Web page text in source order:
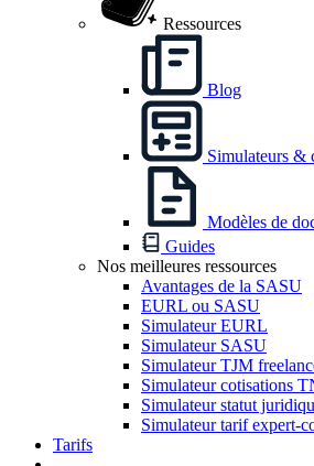
Ressources
Blog
Simulateurs &
Modèles de
Guides
Nos meilleures ressources
Avantages de la SASU
EURL ou SASU
Simulateur EURL
Simulateur SASU
Simulateur TJM
Simulateur cotisations
Simulateur statut
Simulateur tarif expert-
Tarifs